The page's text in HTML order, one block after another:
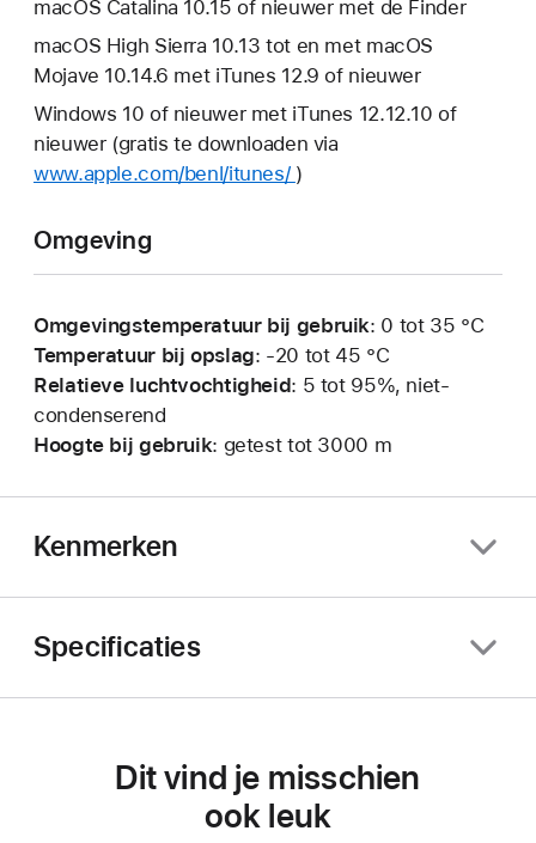
macOS Catalina 10.15 of nieuwer met de Finder
macOS High Sierra 10.13 tot en met macOS
Mojave 10.14.6 met iTunes 12.9 of nieuwer
Windows 10 of nieuwer met iTunes 12.12.10 of
nieuwer (gratis te downloaden via
www.apple.com/benl/itunes/ )
Omgeving
Omgevingstemperatuur bij gebruik: 0 tot 35 °C
Temperatuur bij opslag: ‑20 tot 45 °C
Relatieve luchtvochtigheid: 5 tot 95%, niet-
condenserend
Hoogte bij gebruik: getest tot 3000 m
Kenmerken
Specificaties
Dit vind je misschien
ook leuk